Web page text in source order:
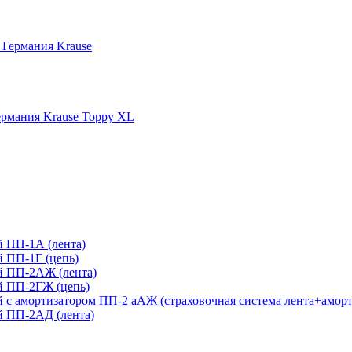
Krause
Krause Toppy XL
ПП-1А (лента)
ПП-1Г (цепь)
ПП-2АЖ (лента)
ПП-2ГЖ (цепь)
амортизатором ПП-2 аАЖ (страховочная система
ПП-2АД (лента)